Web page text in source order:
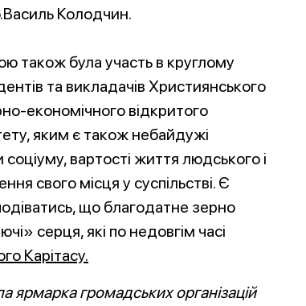
Колодчин.
також була участь в круглому
та викладачів Християнського
економічного відкритого
яким є також небайдужі
вартості життя людського і
свого місця у суспільстві. Є
що благодатне зерно
серця, які по недовгім часі
Карітасу.
ярмарка громадських організацій